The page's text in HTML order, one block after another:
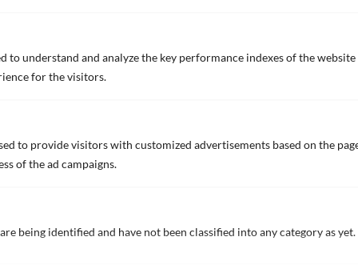
to understand and analyze the key performance indexes of the
for the visitors.
to provide visitors with customized advertisements based on the
of the ad campaigns.
being identified and have not been classified into any category as yet.